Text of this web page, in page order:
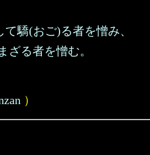
驕(おご)る者を憎み、
ざる者を憎む。
）